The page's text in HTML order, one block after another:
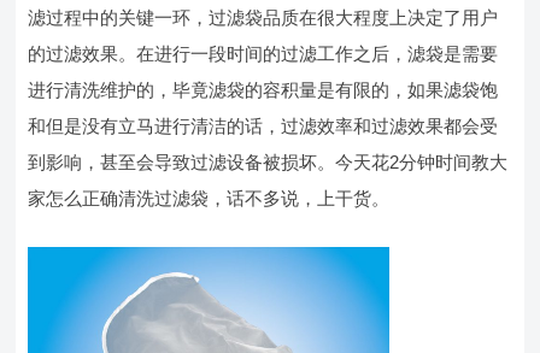
滤过程中的关键一环，过滤袋品质在很大程度上决定了用户
的过滤效果。在进行一段时间的过滤工作之后，滤袋是需要
进行清洗维护的，毕竟滤袋的容积量是有限的，如果滤袋饱
和但是没有立马进行清洁的话，过滤效率和过滤效果都会受
到影响，甚至会导致过滤设备被损坏。今天花2分钟时间教大
家怎么正确清洗过滤袋，话不多说，上干货。